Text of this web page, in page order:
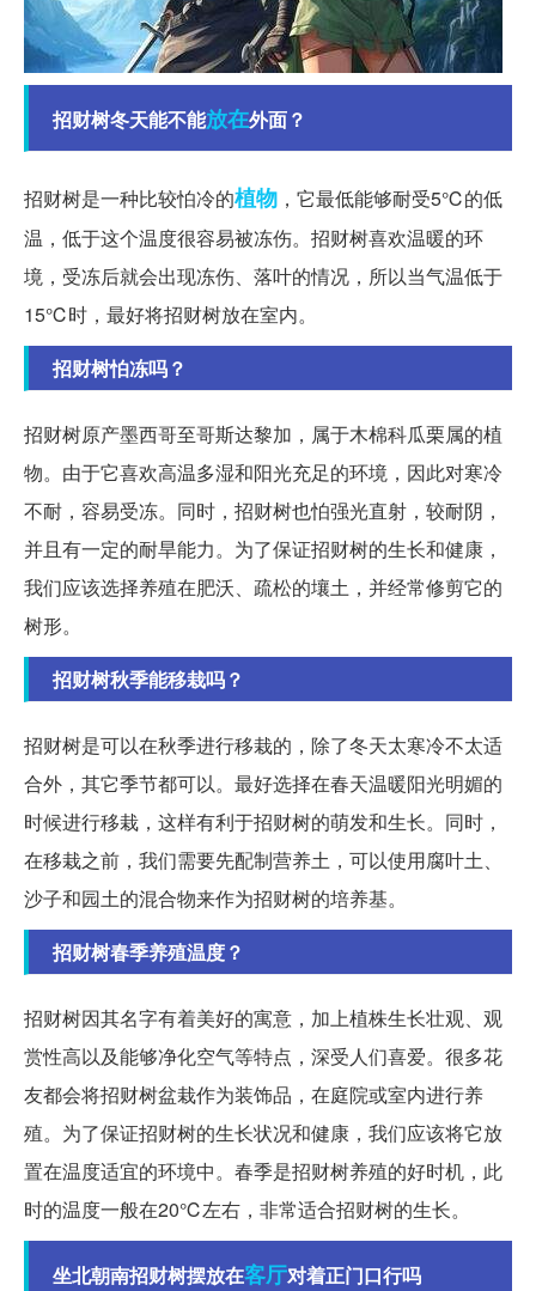
招财树冬天能不能放在外面？
招财树是一种比较怕冷的植物 ，它最低能够耐受5℃的低
温，低于这个温度很容易被冻伤。招财树喜欢温暖的环
境，受冻后就会出现冻伤、落叶的情况，所以当气温低于
15℃时，最好将招财树放在室内。
招财树怕冻吗？
招财树原产墨西哥至哥斯达黎加，属于木棉科瓜栗属的植
物。由于它喜欢高温多湿和阳光充足的环境，因此对寒冷
不耐，容易受冻。同时，招财树也怕强光直射，较耐阴，
并且有一定的耐旱能力。为了保证招财树的生长和健康，
我们应该选择养殖在肥沃、疏松的壤土，并经常修剪它的
树形。
招财树秋季能移栽吗？
招财树是可以在秋季进行移栽的，除了冬天太寒冷不太适
合外，其它季节都可以。最好选择在春天温暖阳光明媚的
时候进行移栽，这样有利于招财树的萌发和生长。同时，
在移栽之前，我们需要先配制营养土，可以使用腐叶土、
沙子和园土的混合物来作为招财树的培养基。
招财树春季养殖温度？
招财树因其名字有着美好的寓意，加上植株生长壮观、观
赏性高以及能够净化空气等特点，深受人们喜爱。很多花
友都会将招财树盆栽作为装饰品，在庭院或室内进行养
殖。为了保证招财树的生长状况和健康，我们应该将它放
置在温度适宜的环境中。春季是招财树养殖的好时机，此
时的温度一般在20℃左右，非常适合招财树的生长。
坐北朝南招财树摆放在客厅对着正门口行吗